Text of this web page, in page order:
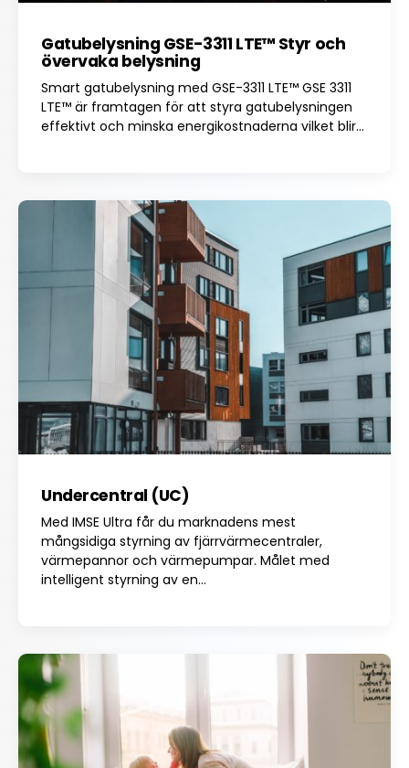
Gatubelysning GSE-3311 LTE™ Styr och
övervaka belysning
Smart gatubelysning med GSE-3311 LTE™ GSE 3311
LTE™ är framtagen för att styra gatubelysningen
effektivt och minska energikostnaderna vilket blir...
Undercentral (UC)
Med IMSE Ultra får du marknadens mest
mångsidiga styrning av fjärrvärmecentraler,
värmepannor och värmepumpar. Målet med
intelligent styrning av en...